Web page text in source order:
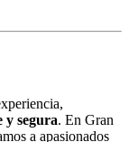
y segura. En Gran
a apasionados